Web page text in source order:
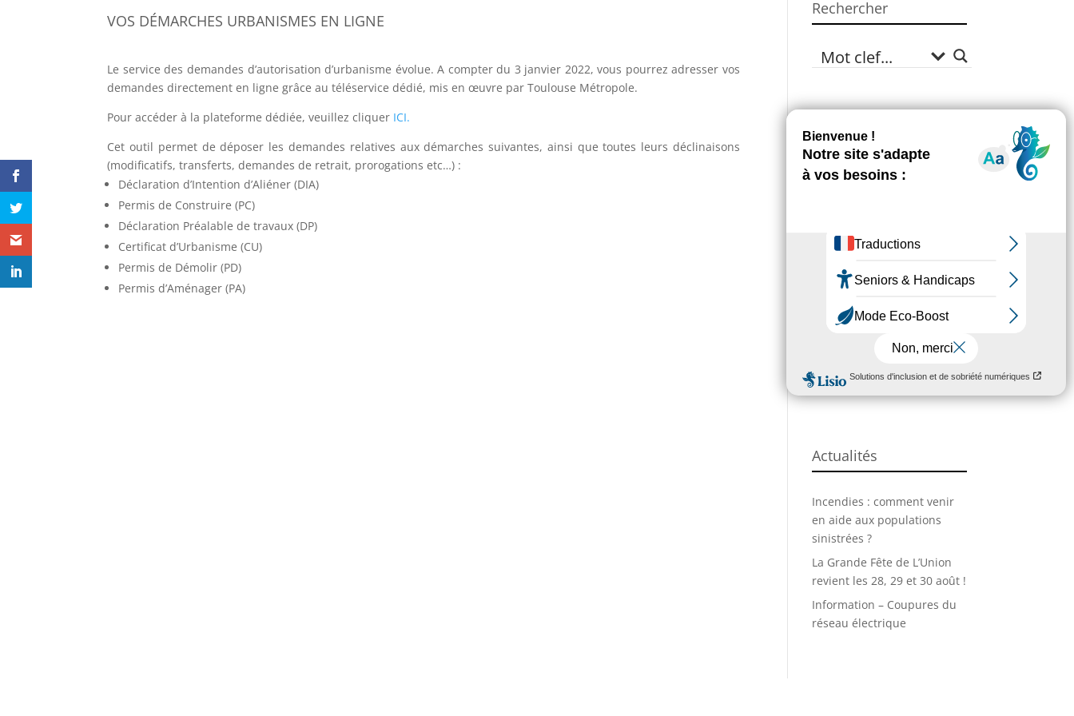
VOS DÉMARCHES URBANISMES EN LIGNE
Le service des demandes d’autorisation d’urbanisme évolue. A compter du 3 janvier 2022, vous pourrez adresser vos
demandes directement en ligne grâce au téléservice dédié, mis en œuvre par Toulouse Métropole.
Pour accéder à la plateforme dédiée, veuillez cliquer ICI.
Cet outil permet de déposer les demandes relatives aux démarches suivantes, ainsi que toutes leurs déclinaisons
(modificatifs, transferts, demandes de retrait, prorogations etc…) :
Déclaration d’Intention d’Aliéner (DIA)
Permis de Construire (PC)
Déclaration Préalable de travaux (DP)
Certificat d’Urbanisme (CU)
Permis de Démolir (PD)
Permis d’Aménager (PA)
Rechercher
Les démarches
Environnement
Enfance & Jeunesse
Sport
Action sociale
Actualités
Incendies : comment venir
en aide aux populations
sinistrées ?
La Grande Fête de L’Union
revient les 28, 29 et 30 août !
Information – Coupures du
réseau électrique